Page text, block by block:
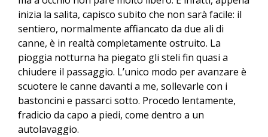
inizia la salita, capisco subito che non sarà facile: il
sentiero, normalmente affiancato da due ali di
canne, è in realtà completamente ostruito. La
pioggia notturna ha piegato gli steli fin quasi a
chiudere il passaggio. L’unico modo per avanzare è
scuotere le canne davanti a me, sollevarle con i
bastoncini e passarci sotto. Procedo lentamente,
fradicio da capo a piedi, come dentro a un
autolavaggio.